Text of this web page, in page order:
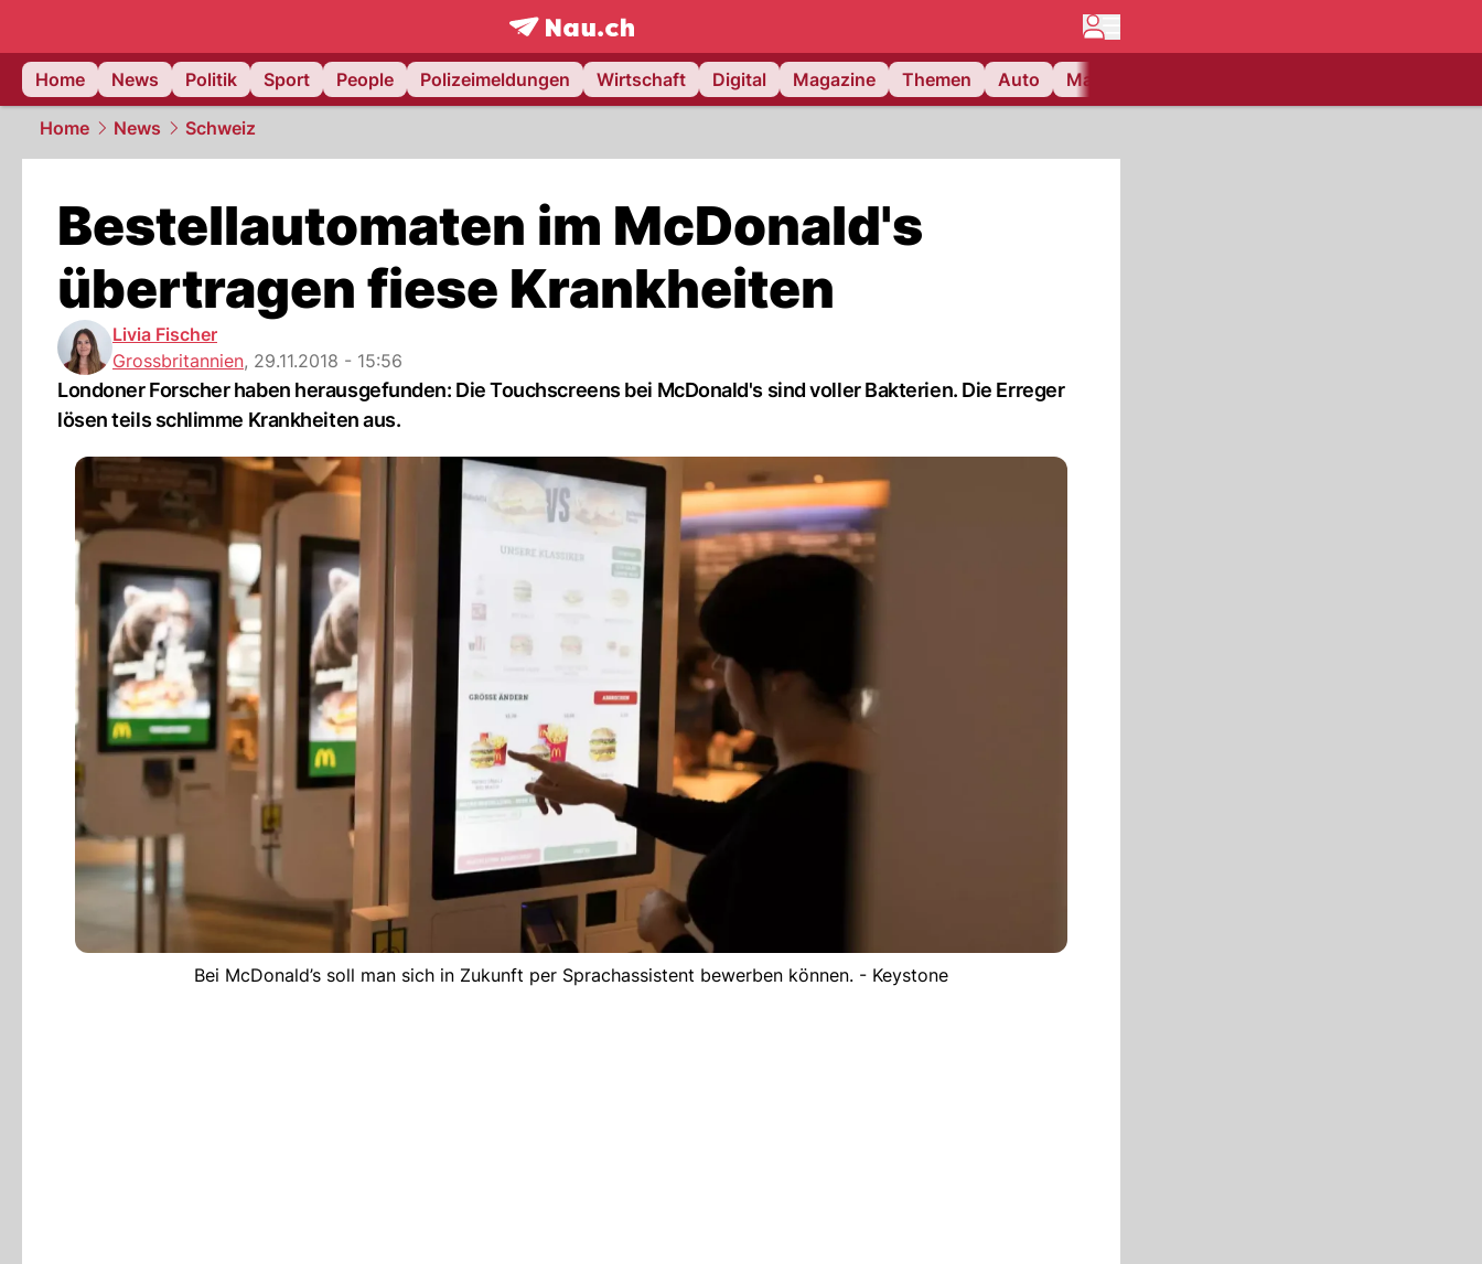
frontpage.NAU.ch
Home
News Politik Sport People Polizeimeldungen Wirtschaft Digital Magazine Themen Auto Matchcenter
Home News Schweiz
Bestellautomaten im McDonald's
übertragen fiese Krankheiten
Livia Fischer
Grossbritannien, 29.11.2018 - 15:56
Londoner Forscher haben herausgefunden: Die Touchscreens bei McDonald's sind voller Bakterien. Die Erreger
lösen teils schlimme Krankheiten aus.
Bei McDonald’s soll man sich in Zukunft per Sprachassistent bewerben können. - Keystone